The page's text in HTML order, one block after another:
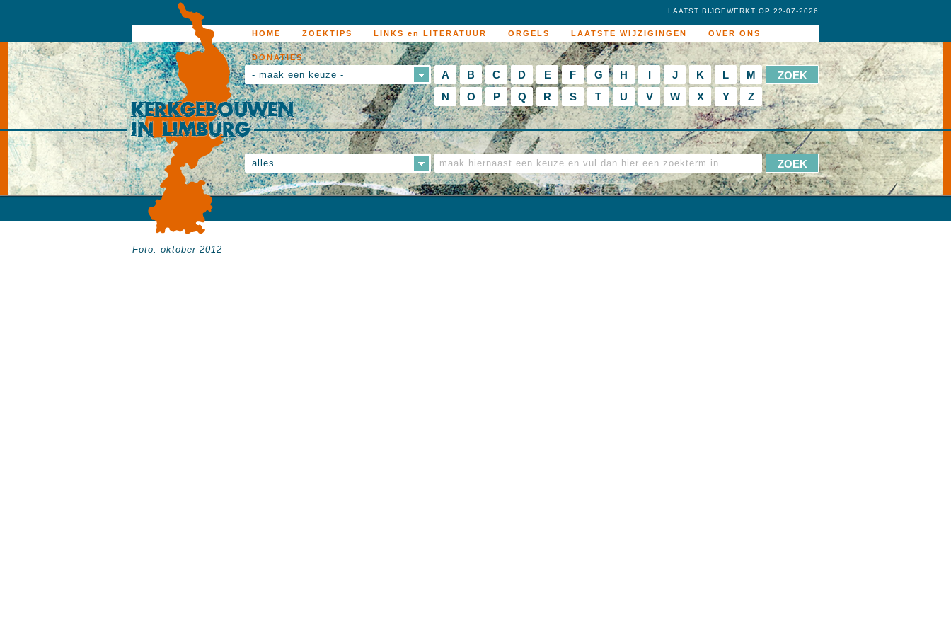
HOME ZOEKTIPS LINKS en LITERATUUR ORGELS LAATSTE WIJZIGINGEN OVER ONS
DONATIES
LAATST BIJGEWERKT OP 22-07-2026
- maak een keuze - A B C D E F G H I J K L
M
N
O P Q R S T U V W X Y Z
alles
Foto: oktober 2012